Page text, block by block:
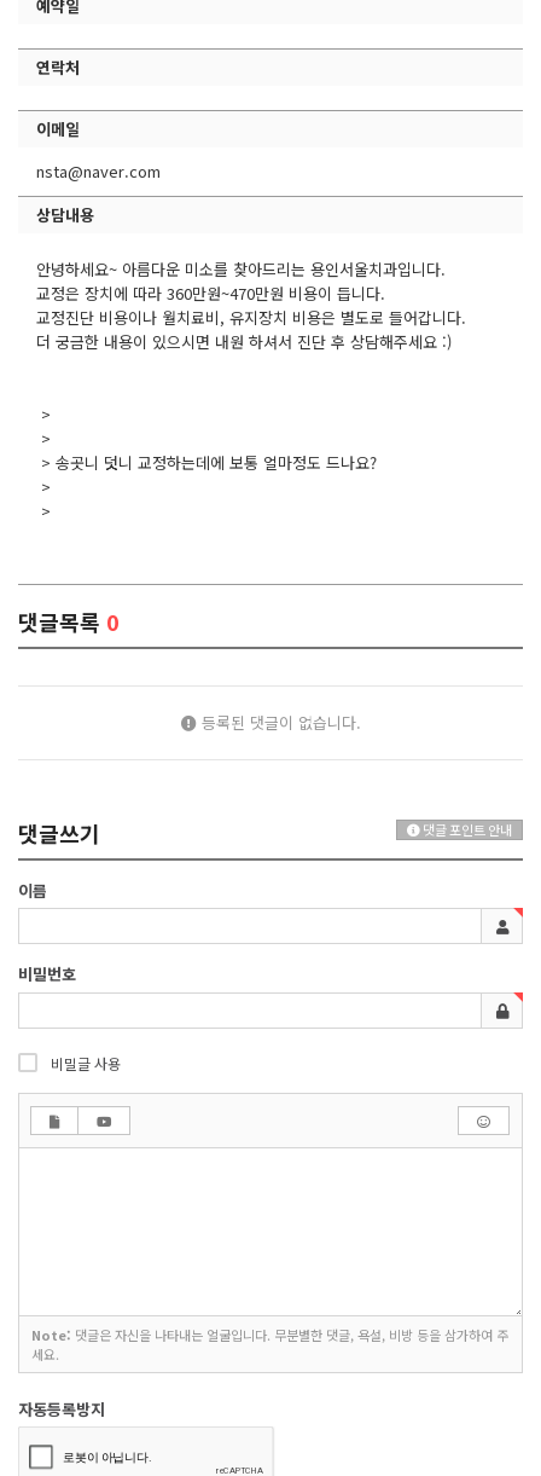
예약일
연락처
이메일
nsta@naver.com
상담내용
안녕하세요~ 아름다운 미소를 찾아드리는 용인서울치과입니다.
교정은 장치에 따라 360만원~470만원 비용이 듭니다.
교정진단 비용이나 월치료비, 유지장치 비용은 별도로 들어갑니다.
더 궁금한 내용이 있으시면 내원 하셔서 진단 후 상담해주세요 :)
>
>
> 송곳니 덧니 교정하는데에 보통 얼마정도 드나요?
>
>
댓글목록 0
등록된 댓글이 없습니다.
댓글쓰기 댓글 포인트 안내
이름
비밀번호
비밀글 사용
Note: 댓글은 자신을 나타내는 얼굴입니다. 무분별한 댓글, 욕설, 비방 등을 삼가하여 주
세요.
자동등록방지